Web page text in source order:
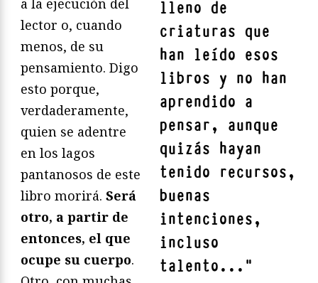
lleno de
criaturas que
han leído esos
libros y no han
aprendido a
pensar, aunque
quizás hayan
tenido recursos,
buenas
intenciones,
incluso
talento... "
lector o, cuando
menos, de su
pensamiento. Digo
esto porque,
verdaderamente,
quien se adentre
en los lagos
pantanosos de este
libro morirá. Será
otro, a partir de
entonces, el que
ocupe su cuerpo.